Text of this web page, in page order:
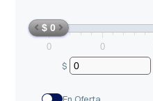
$ 0
0 0
$